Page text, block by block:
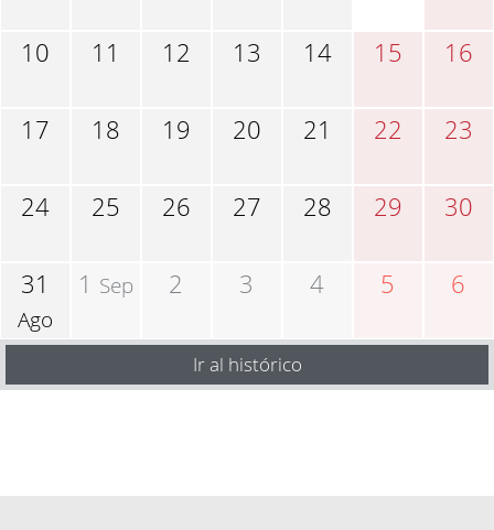
10 11 12 13 14 15 16
17 18 19 20 21 22 23
24 25 26 27 28 29 30
31
Ago
1 Sep 2 3 4 5 6
Ir al histórico